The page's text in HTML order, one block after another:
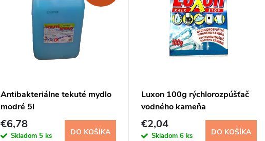
Antibakteriálne tekuté mydlo
modré 5l
€6,78
Skladom 5 ks DO KOŠÍKA
Luxon 100g rýchlorozpúšťač
vodného kameňa
€2,04
Skladom 6 ks DO KOŠÍKA